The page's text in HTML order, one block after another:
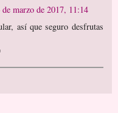
de marzo de 2017, 11:14
así que seguro desfrutas